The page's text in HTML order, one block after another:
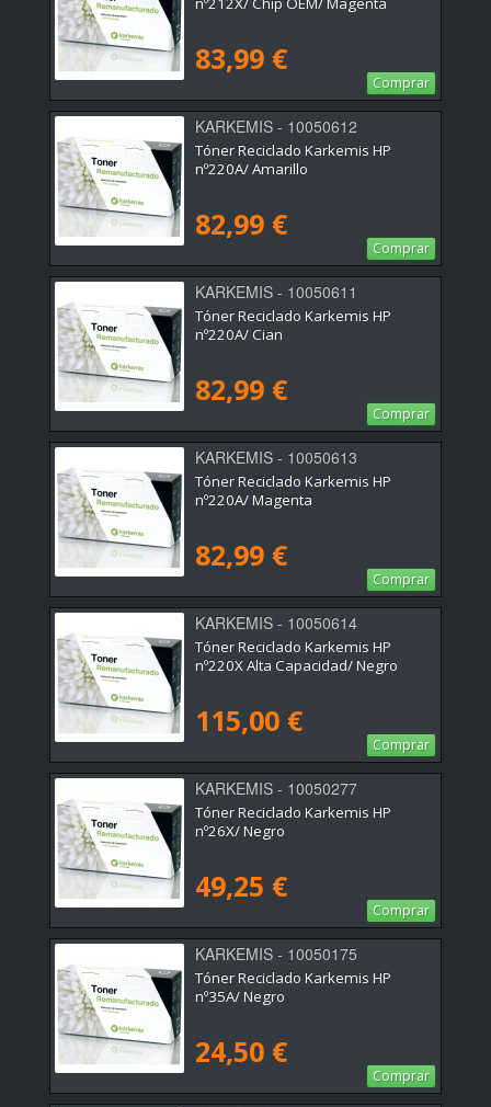
83,99 €
Comprar
KARKEMIS - 10050612
Tóner Reciclado Karkemis HP
nº220A/ Amarillo
82,99 €
Comprar
KARKEMIS - 10050611
Tóner Reciclado Karkemis HP
nº220A/ Cian
82,99 €
Comprar
KARKEMIS - 10050613
Tóner Reciclado Karkemis HP
nº220A/ Magenta
82,99 €
Comprar
KARKEMIS - 10050614
Tóner Reciclado Karkemis HP
nº220X Alta Capacidad/ Negro
115,00 €
Comprar
KARKEMIS - 10050277
Tóner Reciclado Karkemis HP
nº26X/ Negro
49,25 €
Comprar
KARKEMIS - 10050175
Tóner Reciclado Karkemis HP
nº35A/ Negro
24,50 €
Comprar